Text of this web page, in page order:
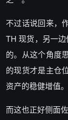
不过话说回来，
TH 现货，另一
的。从这个角度
的现货才是主仓
资产的稳健增值。
而这也正好侧面